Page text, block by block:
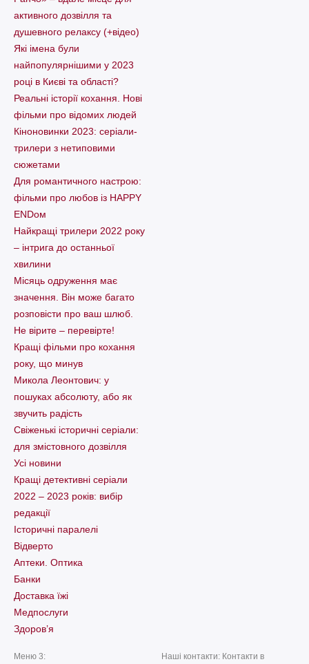
активного дозвілля та
душевного релаксу (+відео)
Які імена були
найпопулярнішими у 2023
році в Києві та області?
Реальні історії кохання. Нові
фільми про відомих людей
Кіноновинки 2023: серіали-
трилери з нетиповими
сюжетами
Для романтичного настрою:
фільми про любов із HAPPY
ENDом
Найкращі трилери 2022 року
– інтрига до останньої
хвилини
Місяць одруження має
значення. Він може багато
розповісти про ваш шлюб.
Не вірите – перевірте!
Кращі фільми про кохання
року, що минув
Микола Леонтович: у
пошуках абсолюту, або як
звучить радість
Свіженькі історичні серіали:
для змістовного дозвілля
Усі новини
Кращі детективні серіали
2022 – 2023 років: вибір
редакції
Історичні паралелі
Відверто
Аптеки. Оптика
Банки
Доставка їжі
Медпослуги
Здоров’я
Меню 3: Наші контакти: Контакти в